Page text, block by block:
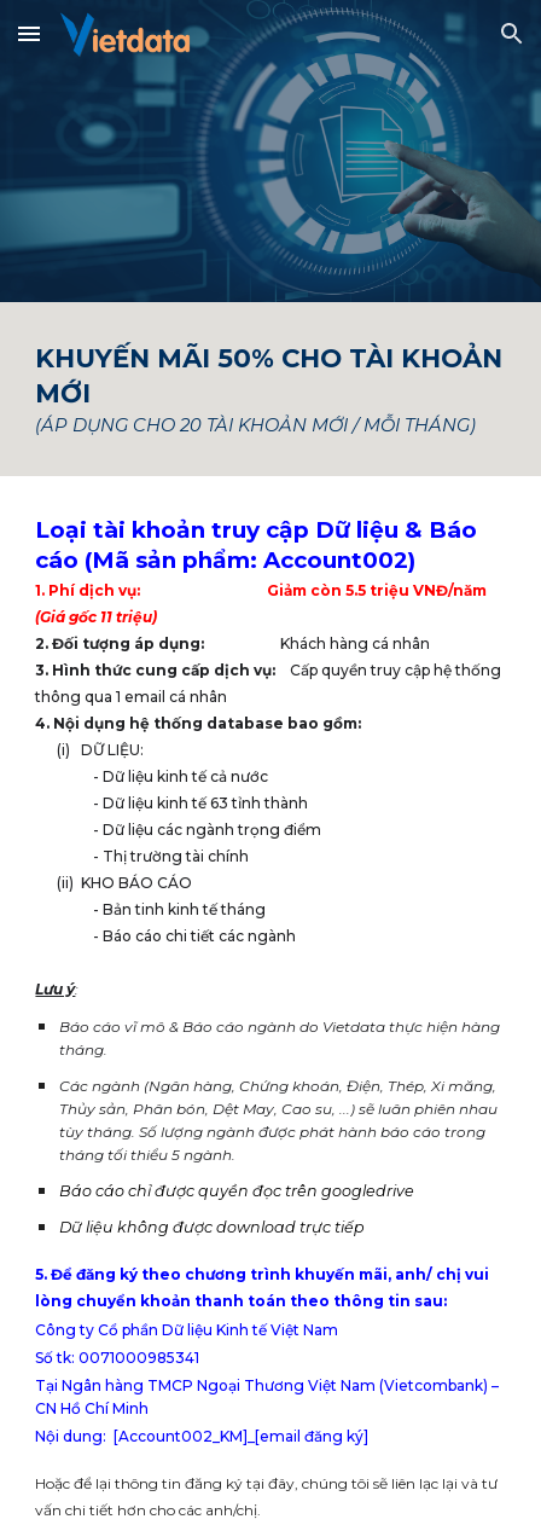
Skip to main content Skip to navigation
KHUYẾN MÃI 50% CHO TÀI KHOẢN
MỚI
(ÁP DỤNG CHO 20 TÀI KHOẢN MỚI / MỖI THÁNG)
Loại tài khoản truy cập Dữ liệu & Báo
cáo (Mã sản phẩm: Account002)
1. Phí dịch vụ: Giảm còn 5.5 triệu VNĐ/năm
(Giá gốc 11 triệu)
2. Đối tượng áp dụng:
Khách hàng cá nhân
3. Hình thức cung cấp dịch vụ: Cấp quyền truy cập hệ thống
thông qua 1 email cá nhân
4. Nội dụng hệ thống database bao gồm:
(i) DỮ LIỆU:
- Dữ liệu kinh tế cả nước
- Dữ liệu kinh tế 63 tỉnh thành
- Dữ liệu các ngành trọng điểm
- Thị trường tài chính
(ii) KHO BÁO CÁO
- Bản tinh kinh tế tháng
- Báo cáo chi tiết các ngành
Lưu ý:
Báo cáo vĩ mô & Báo cáo ngành do Vietdata thực hiện hàng
tháng.
Các ngành (Ngân hàng, Chứng khoán, Điện, Thép, Xi măng,
Thủy sản, Phân bón, Dệt May, Cao su, ...) sẽ luân phiên nhau
tùy tháng. Số lượng ngành được phát hành báo cáo trong
tháng tối thiểu 5 ngành.
Báo cáo chỉ được quyền đọc trên googledrive
Dữ liệu không được download trực tiếp
5. Để đăng ký theo chương trình khuyến mãi, anh/ chị vui
lòng chuyển khoản thanh toán theo thông tin sau:
Công ty Cổ phần Dữ liệu Kinh tế Việt Nam
Số tk: 0071000985341
Tại Ngân hàng TMCP Ngoại Thương Việt Nam (Vietcombank) –
CN Hồ Chí Minh
Nội dung: [Account002_KM]_[email đăng ký]
Hoặc để lại thông tin đăng ký tại đây, chúng tôi sẽ liên lạc lại và tư
vấn chi tiết hơn cho các anh/chị.